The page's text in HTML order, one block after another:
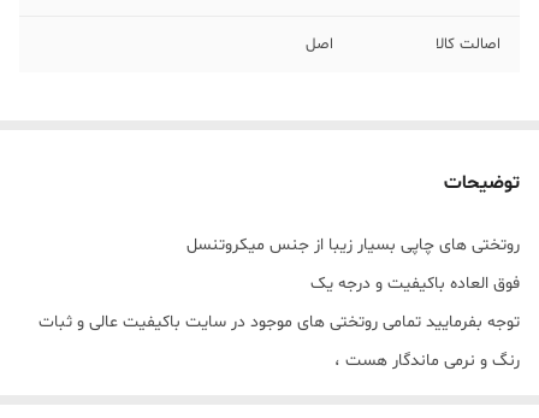
اصالت کالا اصل
توضیحات
روتختی های چاپی بسیار زیبا از جنس میکروتنسل
فوق العاده باکیفیت و درجه یک
توجه بفرمایید تمامی روتختی های موجود در سایت باکیفیت عالی و ثبات
رنگ و نرمی ماندگار هست ،